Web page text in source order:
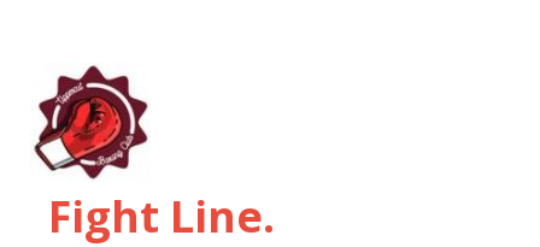
Fight Line.